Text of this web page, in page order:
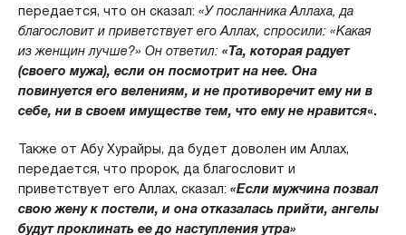
передается, что он сказал: «У посланника Аллаха, да
благословит и приветствует его Аллах, спросили: «Какая
из женщин лучше?» Он ответил: «Та, которая радует
(своего мужа), если он посмотрит на нее. Она
повинуется его велениям, и не противоречит ему ни в
себе, ни в своем имуществе тем, что ему не нравится«.
Также от Абу Хурайры, да будет доволен им Аллах,
передается, что пророк, да благословит и
приветствует его Аллах, сказал: «Если мужчина позвал
свою жену к постели, и она отказалась прийти, ангелы
будут проклинать ее до наступления утра»